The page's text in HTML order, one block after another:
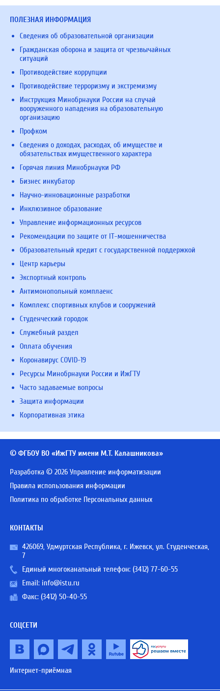
ПОЛЕЗНАЯ ИНФОРМАЦИЯ
Сведения об образовательной организации
Гражданская оборона и защита от чрезвычайных
ситуаций
Противодействие коррупции
Противодействие терроризму и экстремизму
Инструкция Минобрнауки России на случай
вооруженного нападения на образовательную
организацию
Профком
Сведения о доходах, расходах, об имуществе и
обязательствах имущественного характера
Горячая линия Минобрнауки РФ
Бизнес инкубатор
Научно-инновационные разработки
Инклюзивное образование
Управление информационных ресурсов
Рекомендации по защите от IT-мошенничества
Образовательный кредит с государственной поддержкой
Центр карьеры
Экспортный контроль
Антимонопольный комплаенс
Комплекс спортивных клубов и сооружений
Студенческий городок
Служебный раздел
Оплата обучения
Коронавирус COVID-19
Ресурсы Минобрнауки России и ИжГТУ
Часто задаваемые вопросы
Защита информации
Корпоративная этика
© ФГБОУ ВО «ИжГТУ имени М.Т. Калашникова»
Разработка © 2026 Управление информатизации
Правила использования информации
Политика по обработке Персональных данных
КОНТАКТЫ
426069, Удмуртская Республика, г. Ижевск, ул. Студенческая,
7
Единый многоканальный телефон: (3412) 77-60-55
Email: info@istu.ru
Факс: (3412) 50-40-55
СОЦСЕТИ
Интернет-приёмная